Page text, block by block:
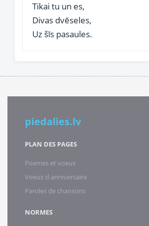
Tikai tu un es,
Divas dvēseles,
Uz šīs pasaules.
piedalies.lv
PLAN DES PAGES
Poemes et voeux
Voeux d anniversaire
Paroles de chansons
NORMES